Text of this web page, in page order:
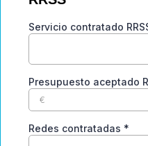
Servicio contratado
Presupuesto aceptado
Redes contratadas *